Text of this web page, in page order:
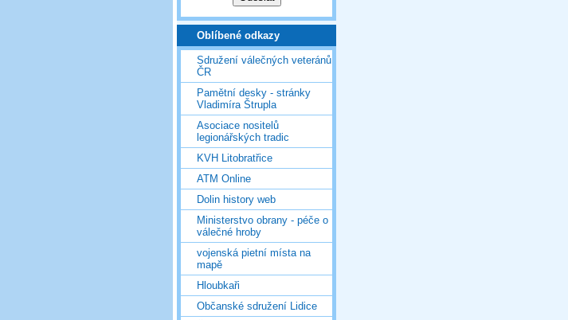
Oblíbené odkazy
Sdružení válečných veteránů
ČR
Pamětní desky - stránky
Vladimíra Štrupla
Asociace nositelů
legionářských tradic
KVH Litobratřice
ATM Online
Dolin history web
Ministerstvo obrany - péče o
válečné hroby
vojenská pietní místa na
mapě
Hloubkaři
Občanské sdružení Lidice